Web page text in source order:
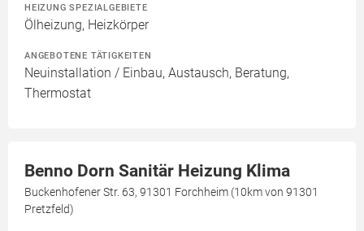
HEIZUNG SPEZIALGEBIETE
Ölheizung, Heizkörper
ANGEBOTENE TÄTIGKEITEN
Neuinstallation / Einbau, Austausch, Beratung,
Thermostat
Benno Dorn Sanitär Heizung Klima
Buckenhofener Str. 63, 91301 Forchheim (10km von 91301
Pretzfeld)